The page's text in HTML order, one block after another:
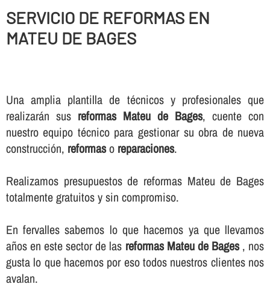
SERVICIO DE REFORMAS EN
MATEU DE BAGES
Una amplia plantilla de técnicos y profesionales que
realizarán sus reformas Mateu de Bages, cuente con
nuestro equipo técnico para gestionar su obra de nueva
construcción, reformaso reparaciones.
Realizamos presupuestos de reformas Mateu de Bages
totalmente gratuitos y sin compromiso.
En fervalles sabemos lo que hacemos ya que llevamos
años en este sector de las reformas Mateu de Bages, nos
gusta lo que hacemos por eso todos nuestros clientes nos
avalan.